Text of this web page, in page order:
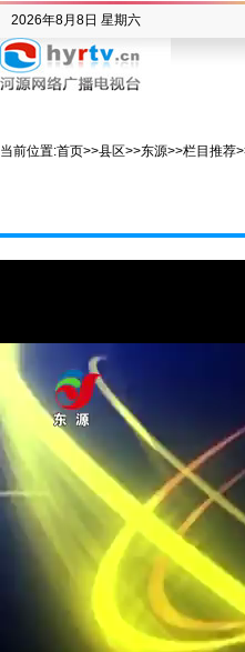
2026年8月8日 星期六
当前位置:首页>>县区>>东源>>栏目推荐